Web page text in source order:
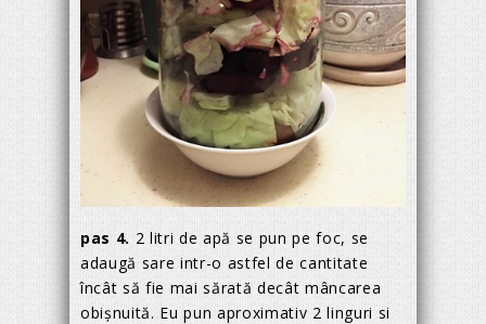
pas 4. 2 litri de apă se pun pe foc, se
adaugă sare intr-o astfel de cantitate
încât să fie mai sărată decât mâncarea
obișnuită. Eu pun aproximativ 2 linguri si